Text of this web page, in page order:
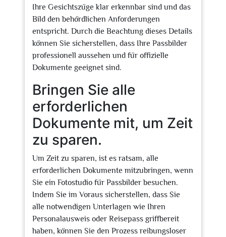
Ihre Gesichtszüge klar erkennbar sind und das
Bild den behördlichen Anforderungen
entspricht. Durch die Beachtung dieses Details
können Sie sicherstellen, dass Ihre Passbilder
professionell aussehen und für offizielle
Dokumente geeignet sind.
Bringen Sie alle
erforderlichen
Dokumente mit, um Zeit
zu sparen.
Um Zeit zu sparen, ist es ratsam, alle
erforderlichen Dokumente mitzubringen, wenn
Sie ein Fotostudio für Passbilder besuchen.
Indem Sie im Voraus sicherstellen, dass Sie
alle notwendigen Unterlagen wie Ihren
Personalausweis oder Reisepass griffbereit
haben, können Sie den Prozess reibungsloser